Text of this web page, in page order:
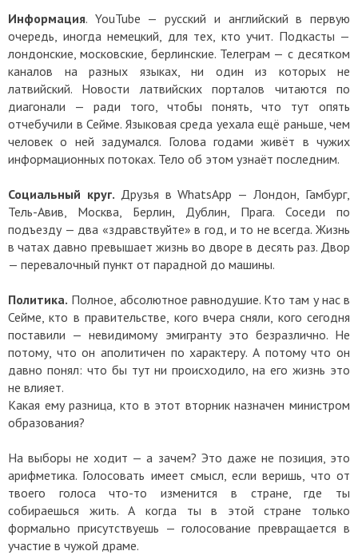
Информация. YouTube — русский и английский в первую
очередь, иногда немецкий, для тех, кто учит. Подкасты —
лондонские, московские, берлинские. Телеграм — с десятком
каналов на разных языках, ни один из которых не
латвийский. Новости латвийских порталов читаются по
диагонали — ради того, чтобы понять, что тут опять
отчебучили в Сейме. Языковая среда уехала ещё раньше, чем
человек о ней задумался. Голова годами живёт в чужих
информационных потоках. Тело об этом узнаёт последним.
Социальный круг. Друзья в WhatsApp — Лондон, Гамбург,
Тель-Авив, Москва, Берлин, Дублин, Прага. Соседи по
подъезду — два «здравствуйте» в год, и то не всегда. Жизнь
в чатах давно превышает жизнь во дворе в десять раз. Двор
— перевалочный пункт от парадной до машины.
Политика. Полное, абсолютное равнодушие. Кто там у нас в
Сейме, кто в правительстве, кого вчера сняли, кого сегодня
поставили — невидимому эмигранту это безразлично. Не
потому, что он аполитичен по характеру. А потому что он
давно понял: что бы тут ни происходило, на его жизнь это
не влияет.
Какая ему разница, кто в этот вторник назначен министром
образования?
На выборы не ходит — а зачем? Это даже не позиция, это
арифметика. Голосовать имеет смысл, если веришь, что от
твоего голоса что-то изменится в стране, где ты
собираешься жить. А когда ты в этой стране только
формально присутствуешь — голосование превращается в
участие в чужой драме.